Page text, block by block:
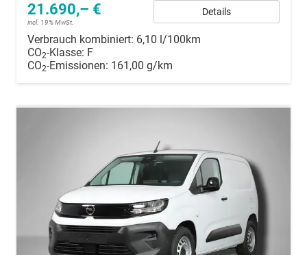
21.690,– €
incl. 19% MwSt.
Details
Verbrauch kombiniert: 6,10 l/100km
CO2-Klasse: F
CO2-Emissionen: 161,00 g/km